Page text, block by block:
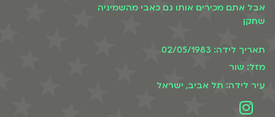
אבל אתם מכירים אותו גם כאבי מהשמיניה
שחקן
תאריך לידה: 02/05/1983
מזל: שור
עיר לידה: תל אביב, ישראל